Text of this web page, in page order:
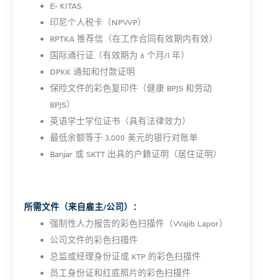
E- KITAS
印尼个人税卡（NPWP）
RPTKA 推荐信（在工作合同有效期内有效）
国际通行证（有效期为 6 个月/1 年）
DPKK 通知和付款证明
保险文件的彩色复印件（健康 BPJS 和劳动
BPJS）
英语学士学位证书（具有法律效力）
最低余额等于 3,000 美元的银行对账单
Banjar 或 SKTT 出具的户籍证明（居住证明）
所需文件（来自雇主/公司）：
强制性人力报告的彩色扫描件（Wajib Lapor）
公司文件的彩色扫描件
总监或经理身份证或 KTP 的彩色扫描件
员工身份证和红底照片的彩色扫描件